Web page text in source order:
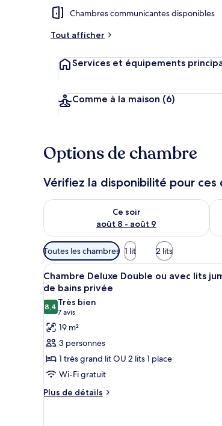
Chambres communicantes disponibles
Tout afficher
Services et équipements
Comme à la maison (6)
Options de chambre
Vérifiez la disponibilité pour ces
Ce soir
août 8 - août 9
Vérifier la disponibilité pour ce soir août
Filtres
disponibles
pour
les
chambres
Toutes les chambres 1 lit 2 lits
Afficher
toutes
les
photos
pour
ce
type
de
chambre :
Chambre
Une chambre
6
Chambre Deluxe Double ou avec lits
de bains privée
8,48,4 sur 10
Très bien
7 avis
(7 avis)
19 m²
3 personnes
1 très grand lit OU 2 lits 1 place
Wi-Fi gratuit
Plus de détails
Plus